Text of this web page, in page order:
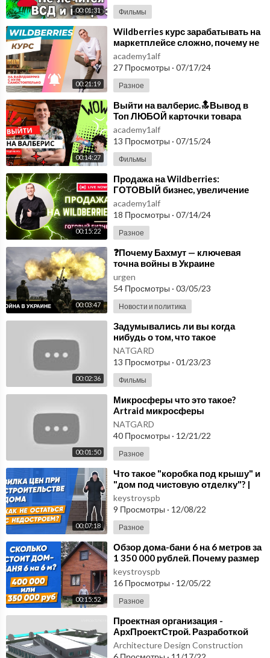
00:01:31 Фильмы
00:21:19
⁣Wildberries курс зарабатывать на
маркетплейсе сложно, почему не
платят, смена статуса на ИП.
academy1alf
27 Просмотры · 07/17/24
Разное
00:14:27
⁣Выйти на валберис.🔝Вывод в
Топ ЛЮБОЙ карточки товара
Вайлдберриз, Озон, Яндекс
Маркет.
academy1alf
13 Просмотры · 07/15/24
Фильмы
00:15:22
⁣Продажа на Wildberries:
ГОТОВЫЙ бизнес, увеличение
продаж. Почему 2 карточки
лучше одной?
academy1alf
18 Просмотры · 07/14/24
Разное
00:03:47
⁣❓Почему Бахмут — ключевая
точна войны в Украине
urgen
54 Просмотры · 03/05/23
Новости и политика
00:02:36
⁣Задумывались ли вы когда
нибудь о том, что такое
настоящая «невесомость»?
Микросфера Москва
NATGARD
13 Просмотры · 01/23/23
Фильмы
00:01:50
⁣Микросферы что это такое?
Artraid микросферы
официальный сайт.
NATGARD
40 Просмотры · 12/21/22
Разное
00:07:18
⁣Что такое "коробка под крышу" и
"дом под чистовую отделку"? |
Расчет стоимости с
keystroyspb
9 Просмотры · 12/08/22
Разное
00:15:52
⁣Обзор дома-бани 6 на 6 метров за
1 350 000 рублей. Почему размер
один, а цена в 3 раза дороже?
keystroyspb
16 Просмотры · 12/05/22
Разное
⁣Проектная организация -
АрхПроектСтрой. Разработкой
проектов любой сложности
Architecture Design Construction